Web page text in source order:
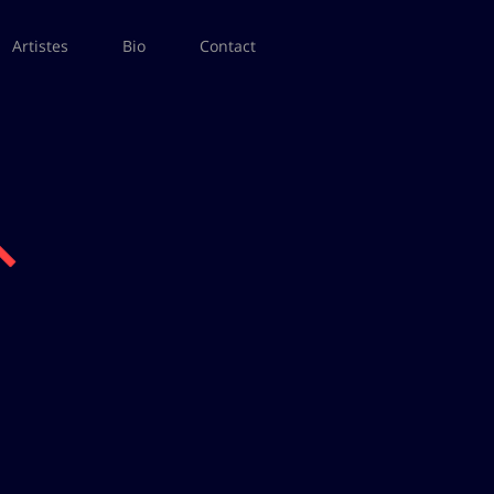
Artistes Bio Contact